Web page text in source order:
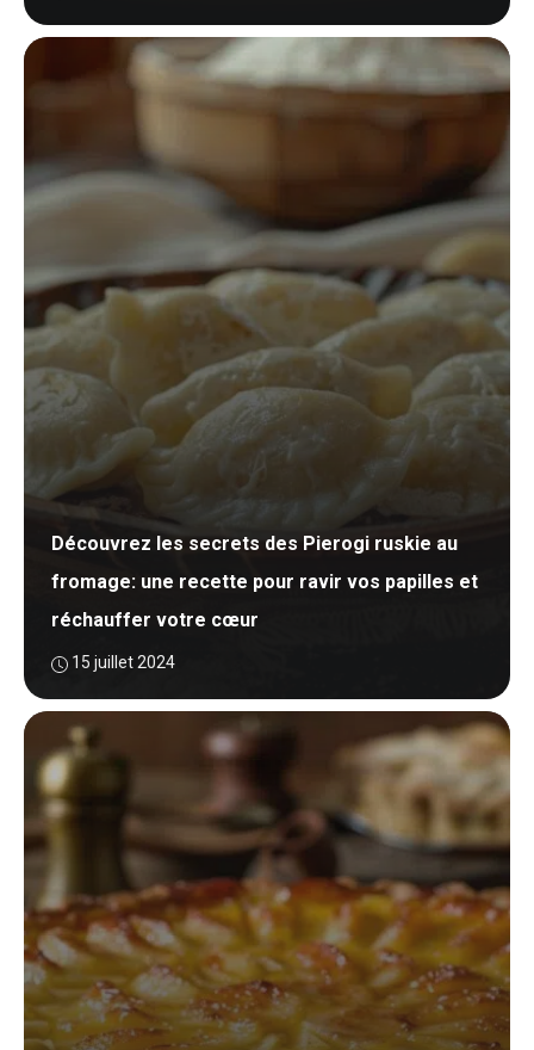
Découvrez les secrets des Pierogi ruskie au
fromage: une recette pour ravir vos papilles et
réchauffer votre cœur
15 juillet 2024